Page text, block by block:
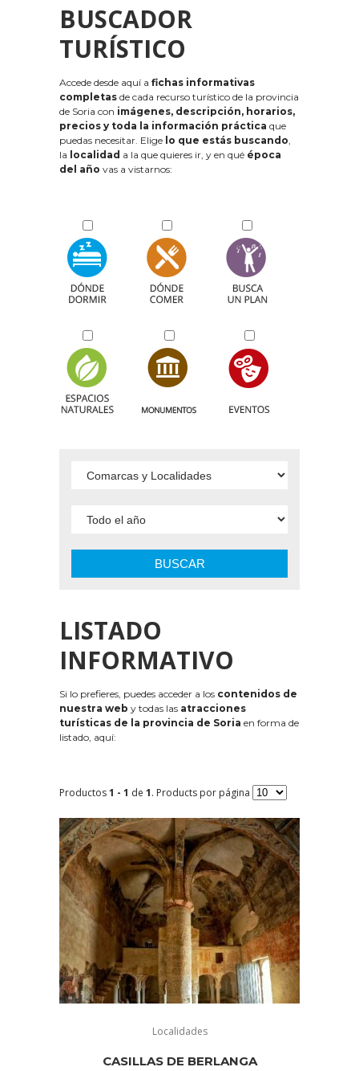
BUSCADOR
TURÍSTICO
Accede desde aquí a fichas informativas
completas de cada recurso turístico de la provincia
de Soria con imágenes, descripción, horarios,
precios y toda la información práctica que
puedas necesitar. Elige lo que estás buscando,
la localidad a la que quieres ir, y en qué época
del año vas a vistarnos:
BUSCAR
LISTADO
INFORMATIVO
Si lo prefieres, puedes acceder a los contenidos de
nuestra web y todas las atracciones
turísticas de la provincia de Soria en forma de
listado, aquí:
Productos1 - 1 de 1. Products por página
Localidades
CASILLAS DE BERLANGA